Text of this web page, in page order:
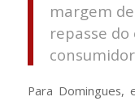
margem
repasse
Para Domingues,